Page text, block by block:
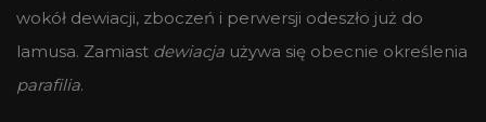
wokół dewiacji, zboczeń i perwersji odeszło już do
lamusa. Zamiast dewiacja używa się obecnie określenia
parafilia.